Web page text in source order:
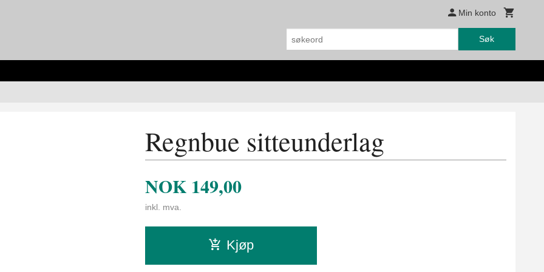
Min konto
Søk
Regnbue sitteunderlag
NOK 149,00
inkl. mva.
Kjøp